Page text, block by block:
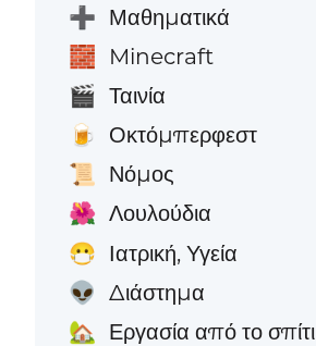
➕ Μαθηματικά
🧱 Minecraft
🎬 Ταινία
🍺 Οκτόμπερφεστ
📜 Νόμος
🌺 Λουλούδια
😷 Ιατρική, Υγεία
👽 Διάστημα
🏡 Εργασία από το σπίτι